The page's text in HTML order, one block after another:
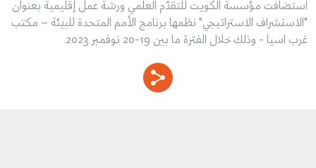
استضافت مؤسسة الكويت للتقدّم العلمي ورشة عمل إقليمية بعنوان
"الاستشراف الاستراتيجي" نظمها برنامج الأمم المتحدة للبيئة – مكتب
غرب اسيا - وذلك خلال الفترة ما بين 19-20 نوفمبر 2023.